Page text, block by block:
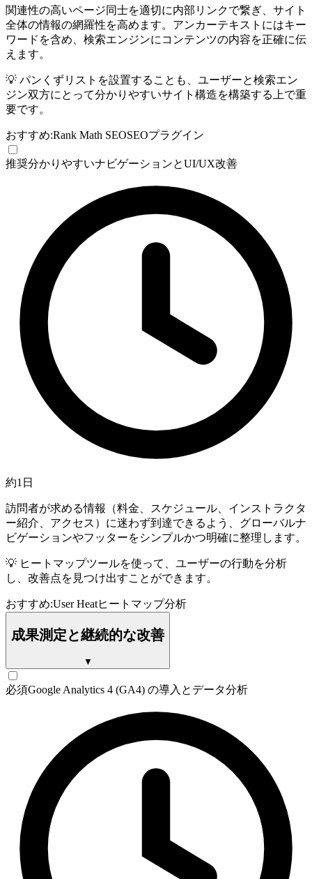
関連性の高いページ同士を適切に内部リンクで繋ぎ、サイト
全体の情報の網羅性を高めます。アンカーテキストにはキー
ワードを含め、検索エンジンにコンテンツの内容を正確に伝
えます。
💡 パンくずリストを設置することも、ユーザーと検索エン
ジン双方にとって分かりやすいサイト構造を構築する上で重
要です。
おすすめ:Rank Math SEOSEOプラグイン
推奨分かりやすいナビゲーションとUI/UX改善
約1日
訪問者が求める情報（料金、スケジュール、インストラクタ
ー紹介、アクセス）に迷わず到達できるよう、グローバルナ
ビゲーションやフッターをシンプルかつ明確に整理します。
💡 ヒートマップツールを使って、ユーザーの行動を分析
し、改善点を見つけ出すことができます。
おすすめ:User Heatヒートマップ分析
成果測定と継続的な改善
▼
必須Google Analytics 4 (GA4) の導入とデータ分析